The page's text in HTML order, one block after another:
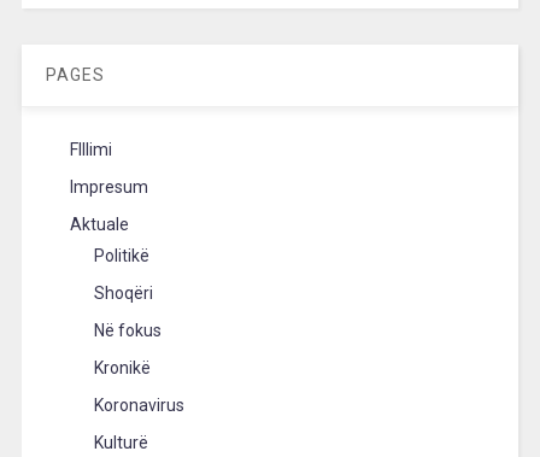
PAGES
FIllimi
Impresum
Aktuale
Politikë
Shoqëri
Në fokus
Kronikë
Koronavirus
Kulturë